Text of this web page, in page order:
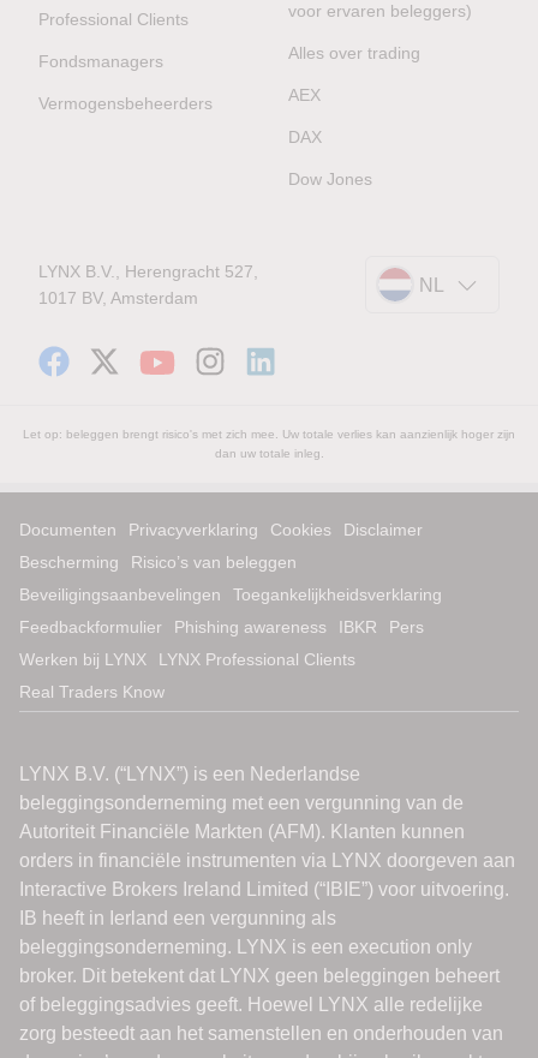
Professional Clients
Fondsmanagers
Vermogensbeheerders
voor ervaren beleggers)
Alles over trading
AEX
DAX
Dow Jones
LYNX B.V., Herengracht 527,
1017 BV, Amsterdam
NL
Let op: beleggen brengt risico's met zich mee. Uw totale verlies kan aanzienlijk hoger zijn
dan uw totale inleg.
Documenten Privacyverklaring Cookies
Disclaimer
Bescherming
Risico’s van beleggen
Beveiligingsaanbevelingen
Toegankelijkheidsverklaring
Feedbackformulier
Phishing awareness IBKR
Pers
Werken bij LYNX
LYNX Professional Clients
Real Traders Know